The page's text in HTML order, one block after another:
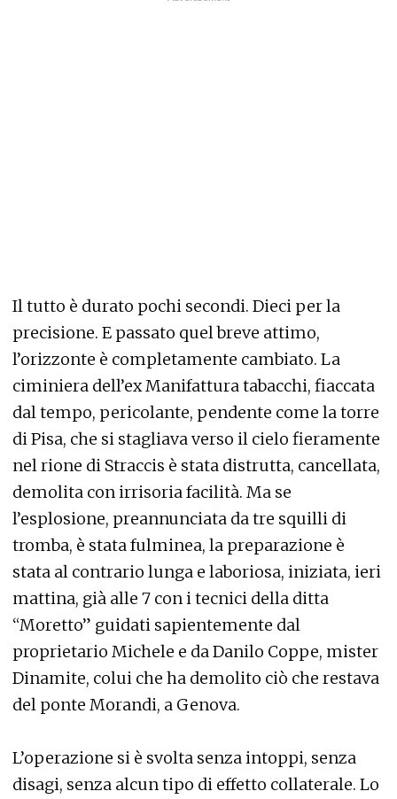
Il tutto è durato pochi secondi. Dieci per la
precisione. E passato quel breve attimo,
l’orizzonte è completamente cambiato. La
ciminiera dell’ex Manifattura tabacchi, fiaccata
dal tempo, pericolante, pendente come la torre
di Pisa, che si stagliava verso il cielo fieramente
nel rione di Straccis è stata distrutta, cancellata,
demolita con irrisoria facilità. Ma se
l’esplosione, preannunciata da tre squilli di
tromba, è stata fulminea, la preparazione è
stata al contrario lunga e laboriosa, iniziata, ieri
mattina, già alle 7 con i tecnici della ditta
“Moretto” guidati sapientemente dal
proprietario Michele e da Danilo Coppe, mister
Dinamite, colui che ha demolito ciò che restava
del ponte Morandi, a Genova.
L’operazione si è svolta senza intoppi, senza
disagi, senza alcun tipo di effetto collaterale. Lo